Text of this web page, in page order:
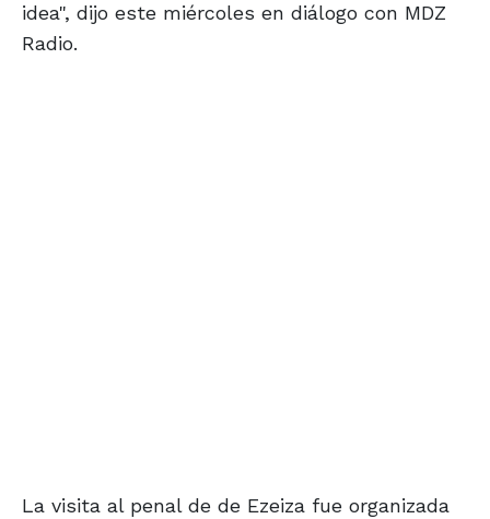
idea", dijo este miércoles en diálogo con MDZ
Radio.
La visita al penal de de Ezeiza fue organizada